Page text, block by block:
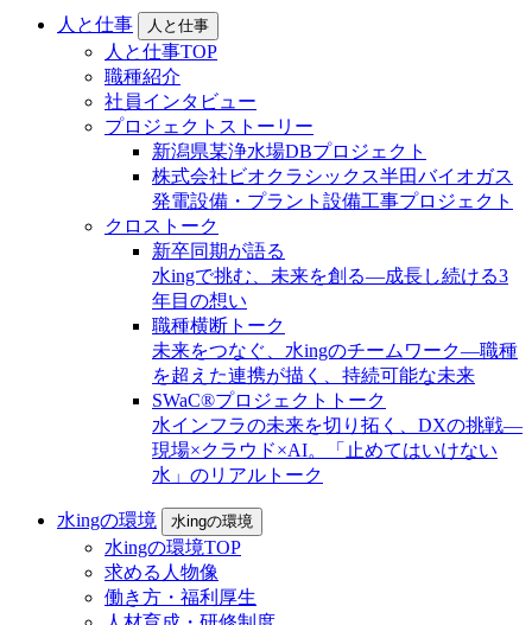
人と仕事 人と仕事
人と仕事TOP
職種紹介
社員インタビュー
プロジェクトストーリー
新潟県某浄水場DBプロジェクト
株式会社ビオクラシックス半田バイオガス
発電設備・プラント設備工事プロジェクト
クロストーク
新卒同期が語る
水ingで挑む、未来を創る—成長し続ける3
年目の想い
職種横断トーク
未来をつなぐ、水ingのチームワーク—職種
を超えた連携が描く、持続可能な未来
SWaC®プロジェクトトーク
水インフラの未来を切り拓く、DXの挑戦—
現場×クラウド×AI。「止めてはいけない
水」のリアルトーク
水ingの環境 水ingの環境
水ingの環境TOP
求める人物像
働き方・福利厚生